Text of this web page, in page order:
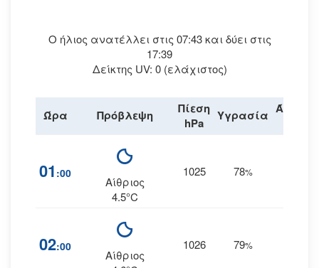
Ο ήλιος ανατέλλει στις 07:43 και δύει στις
17:39
Δείκτης UV: 0 (ελάχιστος)
Ώρα Πρόβλεψη
Πίεση
hPa
Υγρασία Άνεμος
01 :00
Αίθριος
4.5°C
1025 78%
02:00
Αίθριος
1026 79%